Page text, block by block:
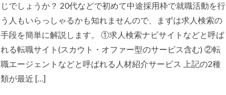
じでしょうか？ 20代などで初めて中途採用枠で就職活動を行
う人もいらっしゃるかも知れませんので、まずは求人検索の
手段を簡単に解説します。 ①求人検索ナビサイトなどと呼ば
れる転職サイト(スカウト・オファー型のサービス含む) ②転
職エージェントなどと呼ばれる人材紹介サービス 上記の2種
類が最近 […]